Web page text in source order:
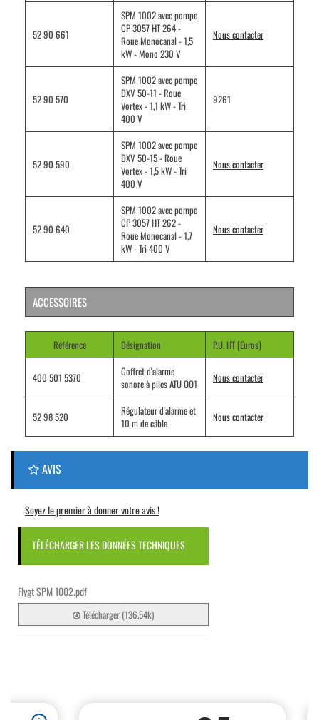
52 90 661
SPM 1002 avec pompe
CP 3057 HT 264 -
Roue Monocanal - 1,5
kW - Mono 230 V
Nous contacter
52 90 570
SPM 1002 avec pompe
DXV 50-11 - Roue
Vortex - 1,1 kW - Tri
400 V
9261
52 90 590
SPM 1002 avec pompe
DXV 50-15 - Roue
Vortex - 1,5 kW - Tri
400 V
Nous contacter
52 90 640
SPM 1002 avec pompe
CP 3057 HT 262 -
Roue Monocanal - 1,7
kW - Tri 400 V
Nous contacter
ACCESSOIRES
Référence Désignation P.U. HT [Euros]
400 501 5370
Coffret d'alarme
sonore à piles ATU OO1
Nous contacter
52 98 520
Régulateur d'alarme et
10 m de câble
Nous contacter
AVIS
Soyez le premier à donner votre avis !
TÉLÉCHARGER LES DONNÉES TECHNIQUES
Flygt SPM 1002.pdf
Télécharger (136.54k)